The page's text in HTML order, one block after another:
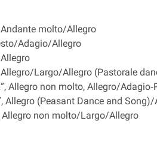
molto/Allegro
Adagio/Allegro
Allegro/Largo/Allegro (Pastorale
Allegro non molto, Allegro/
Allegro (Peasant Dance and
Allegro non molto/Largo/Allegro